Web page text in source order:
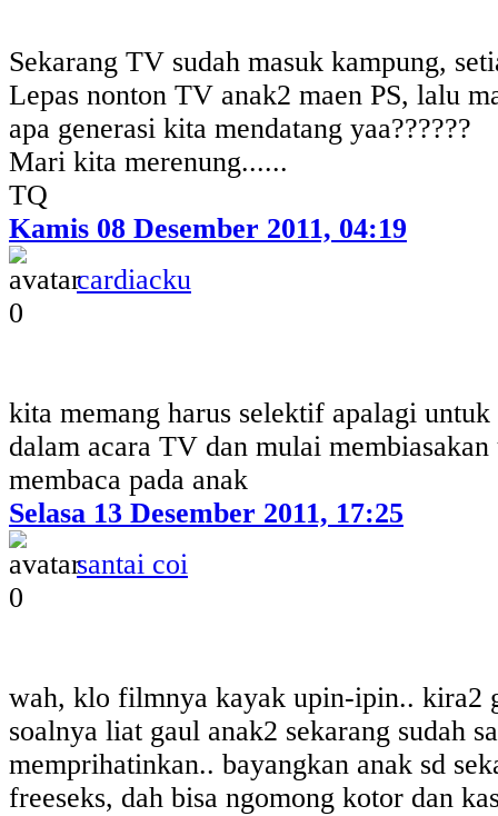
Sekarang TV sudah masuk kampung,
Lepas nonton TV anak2 maen PS, lalu
apa generasi kita mendatang yaa??????
Mari kita merenung......
TQ
Kamis 08 Desember 2011, 04:19
cardiacku
0
kita memang harus selektif apalagi
dalam acara TV dan mulai membiasakan
membaca pada anak
Selasa 13 Desember 2011, 17:25
santai coi
0
wah, klo filmnya kayak upin-ipin.. kira2
soalnya liat gaul anak2 sekarang sudah
memprihatinkan.. bayangkan anak sd
freeseks, dah bisa ngomong kotor dan